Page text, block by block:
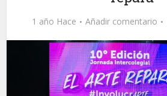
1 año Hace Añadir comentario